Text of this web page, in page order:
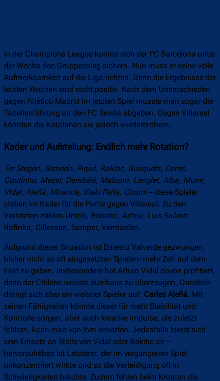
In der Champions League konnte sich der FC Barcelona unter
der Woche den Gruppensieg sichern. Nun muss er seine volle
Aufmerksamkeit auf die Liga richten. Denn die Ergebnisse der
letzten Wochen sind nicht positiv. Nach dem Unentschieden
gegen Atlético Madrid im letzten Spiel musste man sogar die
Tabellenführung an den FC Sevilla abgeben. Gegen Villareal
könnten die Katalanen sie jedoch wiedererobern.
Kader und Aufstellung: Endlich mehr Rotation?
Ter Stegen, Semedo, Piqué, Rakitic, Busquets, Denis,
Coutinho, Messi, Dembélé, Malcom, Lenglet, Alba, Munir,
Vidal, Aleñá, Miranda, Iñaki Peña, Chumi– diese Spieler
stehen im Kader für die Partie gegen Villareal. Zu den
Verletzten zählen Umtiti, Roberto, Arthur, Luis Suárez,
Rafinha, Cillessen, Samper, Vermaelen.
Aufgrund dieser Situation ist Ernesto Valverde gezwungen,
bisher nicht so oft eingesetzten Spielern mehr Zeit auf dem
Feld zu geben. Insbesondere hat Arturo Vidal davon profitiert,
denn der Chilene wusste durchaus zu überzeugen. Daneben
drängt sich aber ein weiterer Spieler auf: Carles Aleñá. Mit
seinen Fähigkeiten könnte dieser für mehr Stabilität und
Kontrolle sorgen, aber auch kreative Impulse, die zuletzt
fehlten, kann man von ihm erwarten. Jedenfalls bietet sich
sein Einsatz an Stelle von Vidal oder Rakitic an –
hervorzuheben ist Letzterer, der im vergangenen Spiel
unkonzentriert wirkte und so die Verteidigung oft in
Schwierigkeiten brachte. Zudem fehlen beim Kroaten die